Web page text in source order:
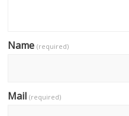
Name(required)
Mail(required)